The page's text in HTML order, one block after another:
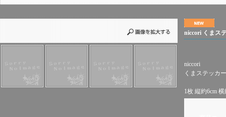
niccori くまス
niccori
くまステッカー
1枚 縦約6cm 横